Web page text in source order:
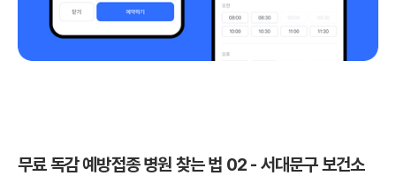
무료 독감 예방접종 병원 찾는 법 02 - 서대문구 보건소